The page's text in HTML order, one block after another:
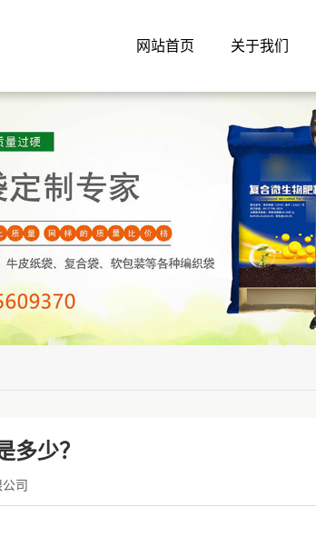
网站首页 关于我们
少？
司